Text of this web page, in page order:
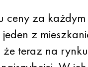
ceny za
jeden z
że teraz na